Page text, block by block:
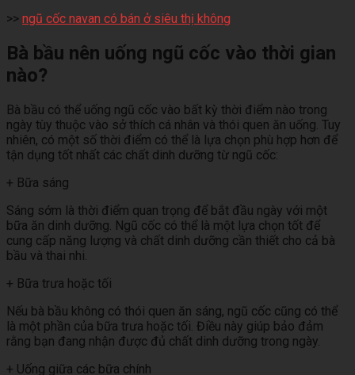
>> ngũ cốc navan có bán ở siêu thị không
Bà bầu nên uống ngũ cốc vào thời gian
nào?
Bà bầu có thể uống ngũ cốc vào bất kỳ thời điểm nào trong
ngày tùy thuộc vào sở thích cá nhân và thói quen ăn uống. Tuy
nhiên, có một số thời điểm có thể là lựa chọn phù hợp hơn để
tận dụng tốt nhất các chất dinh dưỡng từ ngũ cốc:
+ Bữa sáng
Sáng sớm là thời điểm quan trọng để bắt đầu ngày với một
bữa ăn dinh dưỡng. Ngũ cốc có thể là một lựa chọn tốt để
cung cấp năng lượng và chất dinh dưỡng cần thiết cho cả bà
bầu và thai nhi.
+ Bữa trưa hoặc tối
Nếu bà bầu không có thói quen ăn sáng, ngũ cốc cũng có thể
là một phần của bữa trưa hoặc tối. Điều này giúp bảo đảm
rằng bạn đang nhận được đủ chất dinh dưỡng trong ngày.
+ Uống giữa các bữa chính